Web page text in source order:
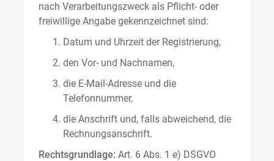
nach Verarbeitungszweck als Pflicht- oder
freiwillige Angabe gekennzeichnet sind:
Datum und Uhrzeit der Registrierung,
den Vor- und Nachnamen,
die E-Mail-Adresse und die
Telefonnummer,
die Anschrift und, falls abweichend, die
Rechnungsanschrift.
Rechtsgrundlage: Art. 6 Abs. 1 e) DSGVO